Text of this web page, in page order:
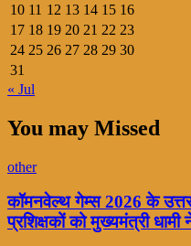
10 11 12 13 14 15 16
17 18 19 20 21 22 23
24 25 26 27 28 29 30
31
« Jul
You may Missed
other
कॉमनवेल्थ गेम्स 2026 के
प्रशिक्षकों को मुख्यमंत्री धामी